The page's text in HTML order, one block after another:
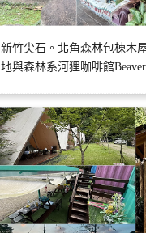
新竹尖石。北角森林包棟木
地與森林系河狸咖啡館